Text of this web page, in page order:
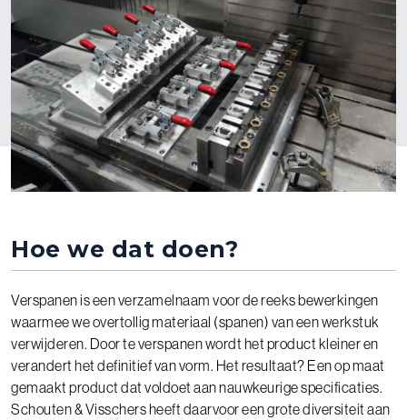
Hoe we dat doen?
Verspanen is een verzamelnaam voor de reeks bewerkingen
waarmee we overtollig materiaal (spanen) van een werkstuk
verwijderen. Door te verspanen wordt het product kleiner en
verandert het definitief van vorm. Het resultaat? Een op maat
gemaakt product dat voldoet aan nauwkeurige specificaties.
Schouten & Visschers heeft daarvoor een grote diversiteit aan